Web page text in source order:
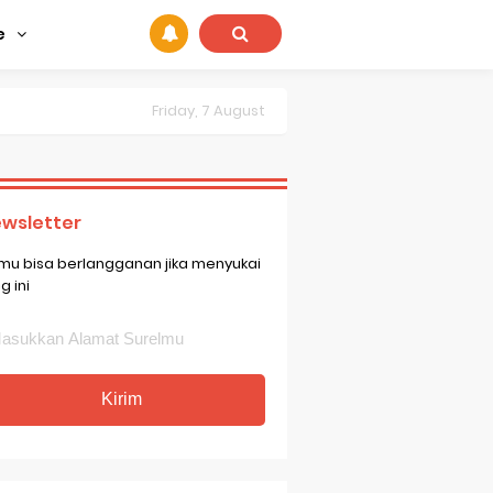
Friday, 7 August
bisa berlangganan jika menyukai
ini